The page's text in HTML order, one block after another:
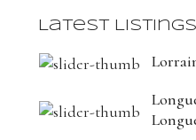
Latest Listings